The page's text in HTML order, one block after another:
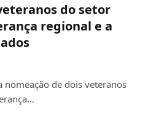
do setor
regional e a
nomeação de dois veteranos